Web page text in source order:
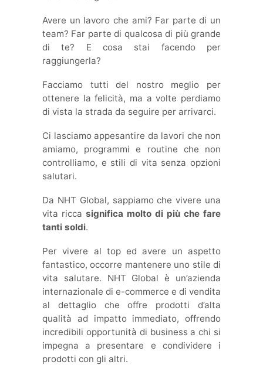
Avere un lavoro che ami? Far parte di un
team? Far parte di qualcosa di più grande
di te? E cosa stai facendo per
raggiungerla?
Facciamo tutti del nostro meglio per
ottenere la felicità, ma a volte perdiamo
di vista la strada da seguire per arrivarci.
Ci lasciamo appesantire da lavori che non
amiamo, programmi e routine che non
controlliamo, e stili di vita senza opzioni
salutari.
Da NHT Global, sappiamo che vivere una
vita ricca significa molto di più che fare
tanti soldi.
Per vivere al top ed avere un aspetto
fantastico, occorre mantenere uno stile di
vita salutare. NHT Global è un’azienda
internazionale di e-commerce e di vendita
al dettaglio che offre prodotti d’alta
qualità ad impatto immediato, offrendo
incredibili opportunità di business a chi si
impegna a presentare e condividere i
prodotti con gli altri.